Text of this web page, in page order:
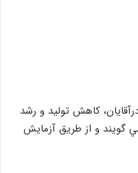
کاهش تولید و رشد
گويند و از طریق آزمایش